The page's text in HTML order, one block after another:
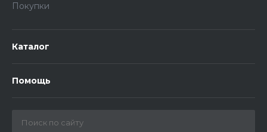
Покупки
Каталог
Помощь